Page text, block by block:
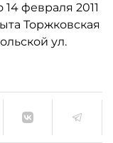
февраля 2011
Торжковская
ул.